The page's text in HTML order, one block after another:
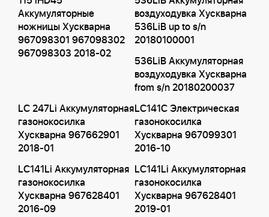
Аккумуляторные
ножницы Хускварна
967098301 967098302
967098303 2018-02
воздуходувка Хускварна
536LiB up to s/n
20180100001
536LiB Аккумуляторная
воздуходувка Хускварна
from s/n 20180200037
LC 247Li Аккумуляторная
газонокосилка
Хускварна 967662901
2018-01
LC141C Электрическая
газонокосилка
Хускварна 967099301
2016-10
LC141Li Аккумуляторная
газонокосилка
Хускварна 967628401
2016-09
LC141Li Аккумуляторная
газонокосилка
Хускварна 967628401
2019-01